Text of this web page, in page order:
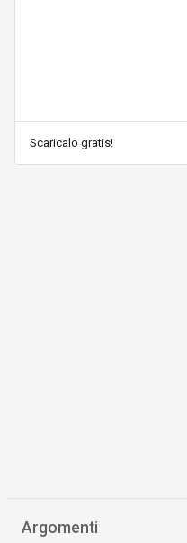
Scaricalo gratis!
Argomenti